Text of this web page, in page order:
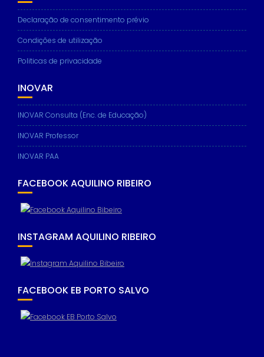
Declaração de consentimento prévio
Condições de utilização
Politicas de privacidade
INOVAR
INOVAR Consulta (Enc. de Educação)
INOVAR Professor
INOVAR PAA
FACEBOOK AQUILINO RIBEIRO
INSTAGRAM AQUILINO RIBEIRO
FACEBOOK EB PORTO SALVO